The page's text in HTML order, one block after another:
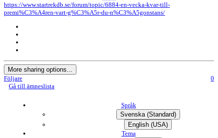
https://www.startrekdb.se/forum/topic/6884-en-vecka-kvar-till-
premi%C3%A4ren-vart-g%C3%A5r-du-n%C3%A5gonstans/
More sharing options...
Följare
0
Gå till ämneslista
Språk
Svenska (Standard)
English (USA)
Tema